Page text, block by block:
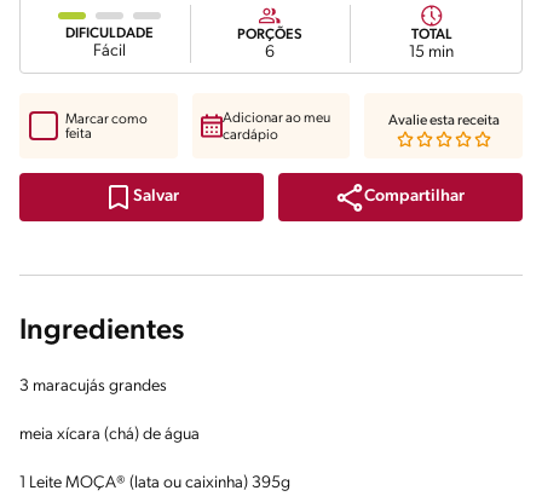
DIFICULDADE
Fácil
PORÇÕES
6
TOTAL
15 min
Salvar Compartilhar
Marcar como
feita
Adicionar ao meu
cardápio
Avalie esta receita
Ingredientes
3 maracujás grandes
meia xícara (chá) de água
1 Leite MOÇA® (lata ou caixinha) 395g